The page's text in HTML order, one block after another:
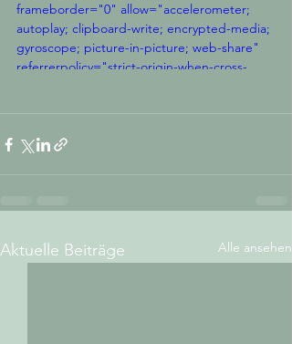
frameborder="0" allow="accelerometer;
autoplay; clipboard-write; encrypted-media;
gyroscope; picture-in-picture; web-share"
referrerpolicy="strict-origin-when-cross-
Aktuelle Beiträge Alle ansehen